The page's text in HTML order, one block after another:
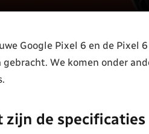
Google Pixel 6 en de Pixel
We komen onder
zijn de specificaties